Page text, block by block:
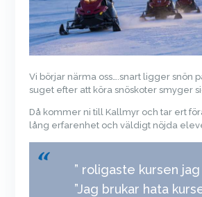
Vi börjar närma oss….snart ligger snön
suget efter att köra snöskoter smyger
Då kommer ni till Kallmyr och tar ert
lång erfarenhet och väldigt nöjda
” roligaste kursen jag
”Jag brukar hata